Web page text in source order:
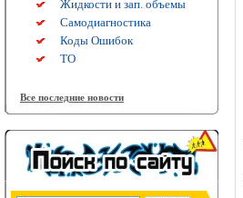
Жидкости и зап. объемы
Самодиагностика
Коды Ошибок
ТО
Все последние новости